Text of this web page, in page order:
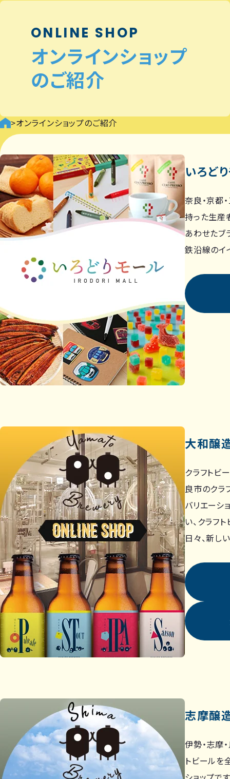
ONLINE SHOP
オンラインショップ
のご紹介
>オンラインショップのご紹介
いろど
奈良・京都
持った生産
あわせた
鉄沿線のイ
大和醸
クラフトビ
良市のクラ
バリエーシ
い、クラフ
日々、新し
志摩醸
伊勢・志摩
トビールを